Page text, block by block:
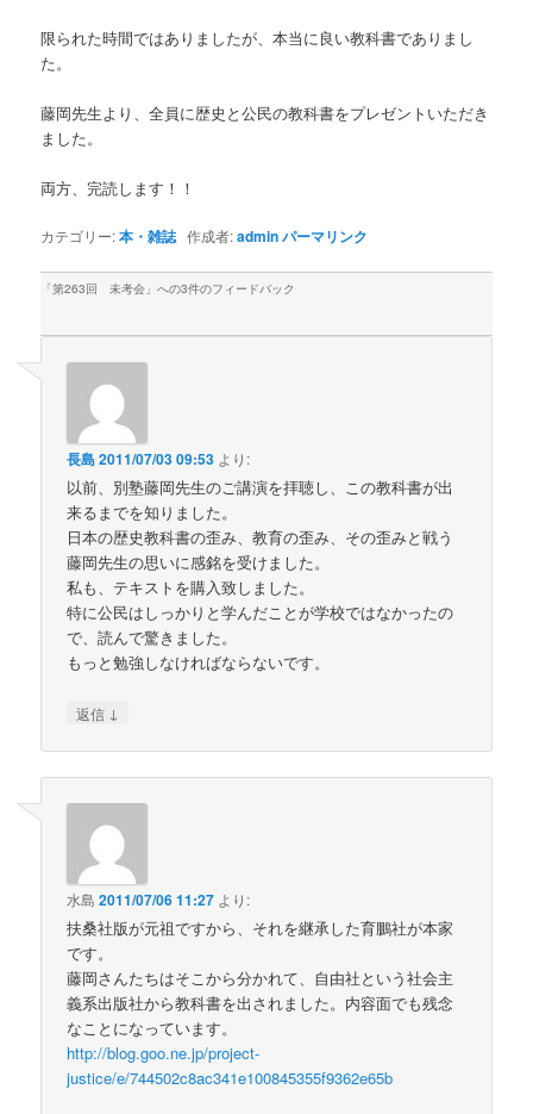
限られた時間ではありましたが、本当に良い教科書でありまし
た。
藤岡先生より、全員に歴史と公民の教科書をプレゼントいただき
ました。
両方、完読します！！
カテゴリー:本・雑誌 作成者:adminパーマリンク
「第263回 未考会 」への3件のフィードバック
長島2011/07/03 09:53 より:
以前、別塾藤岡先生のご講演を拝聴し、この教科書が出
来るまでを知りました。
日本の歴史教科書の歪み、教育の歪み、その歪みと戦う
藤岡先生の思いに感銘を受けました。
私も、テキストを購入致しました。
特に公民はしっかりと学んだことが学校ではなかったの
で、読んで驚きました。
もっと勉強しなければならないです。
返信 ↓
水島 2011/07/06 11:27 より:
扶桑社版が元祖ですから、それを継承した育鵬社が本家
です。
藤岡さんたちはそこから分かれて、自由社という社会主
義系出版社から教科書を出されました。内容面でも残念
なことになっています。
http://blog.goo.ne.jp/project-
justice/e/744502c8ac341e100845355f9362e65b